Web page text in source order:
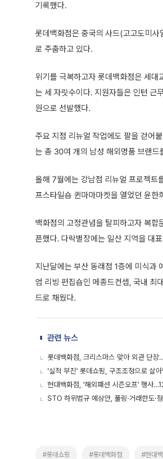
기록했다.
롯데백화점은 중국의 사드(고고도미
로 주춤하고 있다.
위기를 극복하고자 롯데백화점은 세
는 세 자릿수이다. 지원자들은 인턴 근
원으로 선발했다.
주요 지점 리뉴얼 작업에도 팔을 걷어
는 총 30여 개의 남성 해외명품 브랜드
올해 7월에는 강남점 리뉴얼 프로젝트
프스타일숍 퀸마마마켓을 열었던 윤한
백화점의 고정관념을 탈피하고자 복합
픈했다. 다락별장에는 일산 지역을 대
지난달에는 부산 동래점 1층에 미식과
엄 리빙 편집숍인 메종드컨셉, 국내 최
드로 채웠다.
관련 뉴스
롯데백화점, 크리스마스 맞아 외관 단
'실적 부진' 롯데쇼핑, 구조조정으로 살
현대백화점, '해외패션 시즌오프' 행사
STO 하위법규 예상안, 풀링·거래한도·
#롯데쇼핑 #롯데백화점 #현대